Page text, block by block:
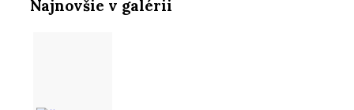
Najnovšie v galérii